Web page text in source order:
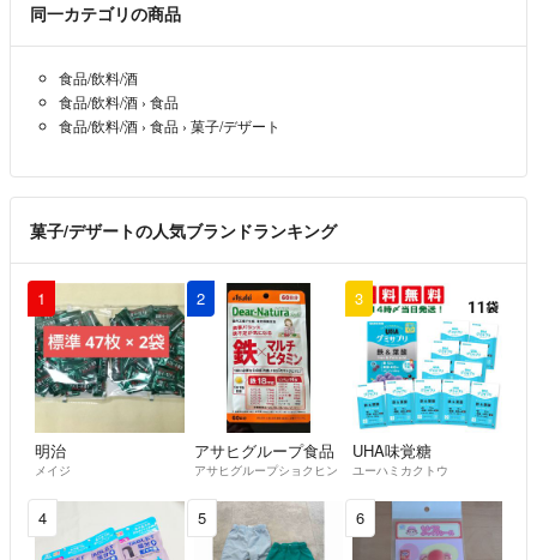
同一カテゴリの商品
食品/飲料/酒
食品/飲料/酒 › 食品
食品/飲料/酒 › 食品 › 菓子/デザート
菓子/デザートの人気ブランドランキング
1
明治
メイジ
2
アサヒグループ食品
アサヒグループショクヒン
3
UHA味覚糖
ユーハミカクトウ
4 5 6